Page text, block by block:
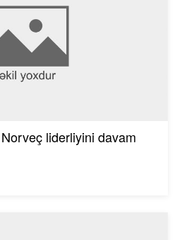
liderliyini davam